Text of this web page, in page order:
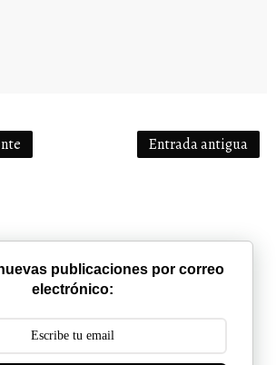
Entrada antigua
publicaciones por correo
electrónico: